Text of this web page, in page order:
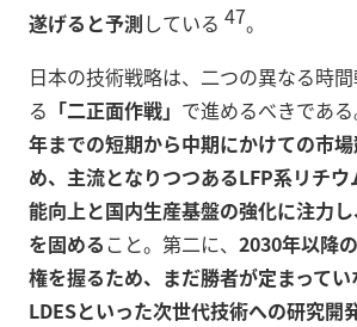
遂げると予測している 47。
日本の技術戦略は、二つの異なる時
る 「二正面作戦」 で進めるべきである
年までの短期から中期にかけての市
め、主流となりつつあるLFP系リチ
能向上と国内生産基盤の強化に注力
を固めること。第二に、 2030年以降
権を握るため、まだ勝者が定まって
LDESといった次世代技術への研究開